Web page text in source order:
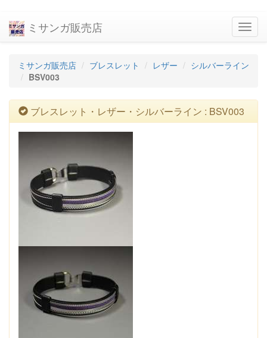
ミサンガ販売店
ミサンガ販売店 ブレスレット レザー
シルバーライン
BSV003
ブレスレット・レザー・シルバーライン : BSV003